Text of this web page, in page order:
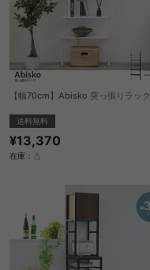
【幅70cm】Abisko 突っ張りラック
送料無料
¥13,370
在庫：△